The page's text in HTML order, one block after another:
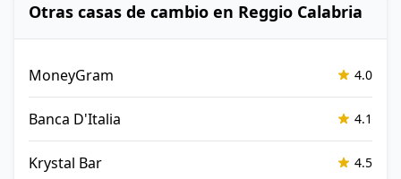
Otras casas de cambio en Reggio Calabria
MoneyGram 4.0
Banca D'Italia 4.1
Krystal Bar 4.5